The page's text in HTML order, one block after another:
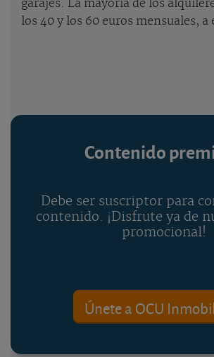
garajes. La mayoría de los
los 40 y los 60 euros mensuales, a
Contenido
Debe ser suscriptor para
contenido. ¡Disfrute ya de
promocional!
Únete a OCU